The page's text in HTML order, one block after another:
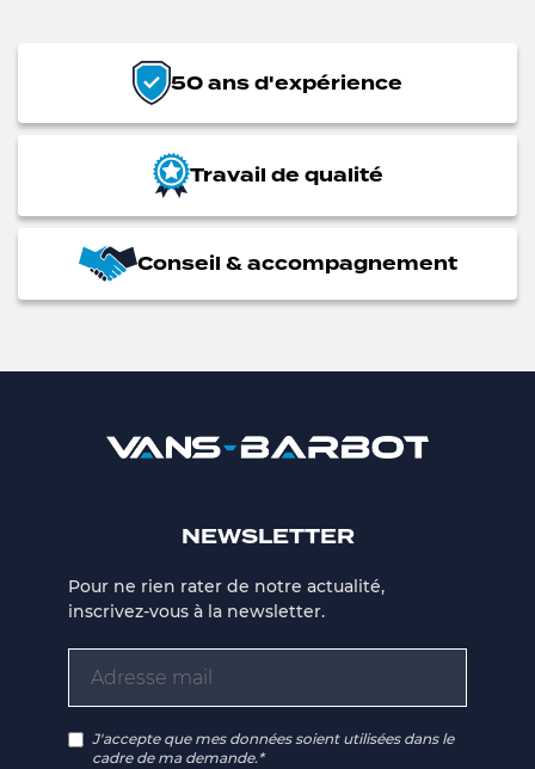
50 ans d'expérience
Travail de qualité
Conseil & accompagnement
NEWSLETTER
Pour ne rien rater de notre actualité,
inscrivez-vous à la newsletter.
J'accepte que mes données soient utilisées dans le
cadre de ma demande.*